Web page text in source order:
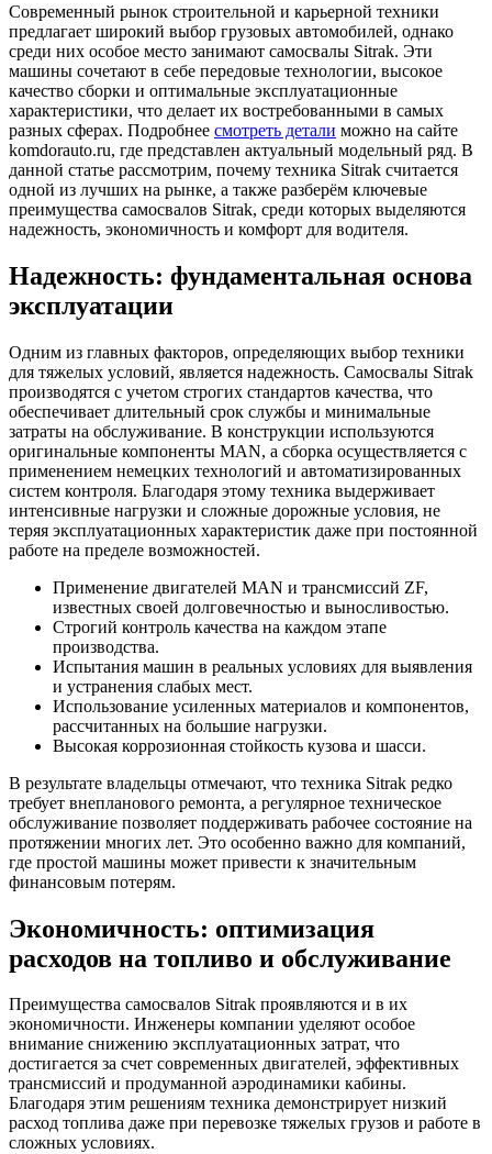
Современный рынок строительной и карьерной техники
предлагает широкий выбор грузовых автомобилей, однако
среди них особое место занимают самосвалы Sitrak. Эти
машины сочетают в себе передовые технологии, высокое
качество сборки и оптимальные эксплуатационные
характеристики, что делает их востребованными в самых
разных сферах. Подробнее смотреть детали можно на сайте
komdorauto.ru, где представлен актуальный модельный ряд. В
данной статье рассмотрим, почему техника Sitrak считается
одной из лучших на рынке, а также разберём ключевые
преимущества самосвалов Sitrak, среди которых выделяются
надежность, экономичность и комфорт для водителя.
Надежность: фундаментальная основа
эксплуатации
Одним из главных факторов, определяющих выбор техники
для тяжелых условий, является надежность. Самосвалы Sitrak
производятся с учетом строгих стандартов качества, что
обеспечивает длительный срок службы и минимальные
затраты на обслуживание. В конструкции используются
оригинальные компоненты MAN, а сборка осуществляется с
применением немецких технологий и автоматизированных
систем контроля. Благодаря этому техника выдерживает
интенсивные нагрузки и сложные дорожные условия, не
теряя эксплуатационных характеристик даже при постоянной
работе на пределе возможностей.
Применение двигателей MAN и трансмиссий ZF,
известных своей долговечностью и выносливостью.
Строгий контроль качества на каждом этапе
производства.
Испытания машин в реальных условиях для выявления
и устранения слабых мест.
Использование усиленных материалов и компонентов,
рассчитанных на большие нагрузки.
Высокая коррозионная стойкость кузова и шасси.
В результате владельцы отмечают, что техника Sitrak редко
требует внепланового ремонта, а регулярное техническое
обслуживание позволяет поддерживать рабочее состояние на
протяжении многих лет. Это особенно важно для компаний,
где простой машины может привести к значительным
финансовым потерям.
Экономичность: оптимизация
расходов на топливо и обслуживание
Преимущества самосвалов Sitrak проявляются и в их
экономичности. Инженеры компании уделяют особое
внимание снижению эксплуатационных затрат, что
достигается за счет современных двигателей, эффективных
трансмиссий и продуманной аэродинамики кабины.
Благодаря этим решениям техника демонстрирует низкий
расход топлива даже при перевозке тяжелых грузов и работе в
сложных условиях.